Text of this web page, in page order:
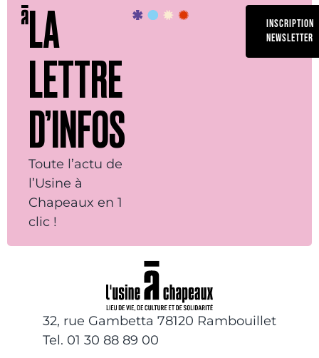
LA
LETTRE
D’INFOS
Toute l’actu de
l’Usine à
Chapeaux en 1
clic !
INSCRIPTION
NEWSLETTER
32, rue Gambetta 78120 Rambouillet
Tel. 01 30 88 89 00